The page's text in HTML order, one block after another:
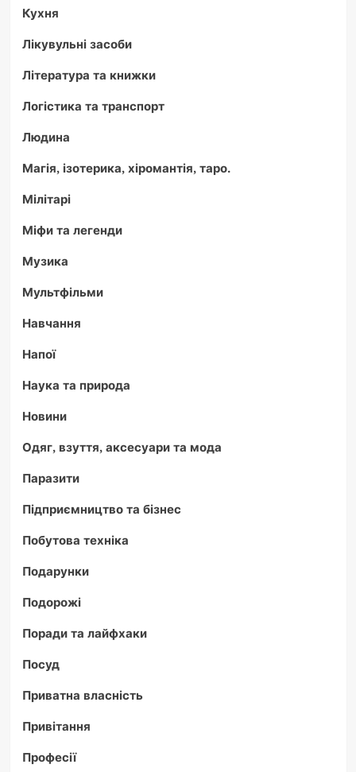
Кухня
Лікувульні засоби
Література та книжки
Логістика та транспорт
Людина
Магія, ізотерика, хіромантія, таро.
Мілітарі
Міфи та легенди
Музика
Мультфільми
Навчання
Напої
Наука та природа
Новини
Одяг, взуття, аксесуари та мода
Паразити
Підприємництво та бізнес
Побутова техніка
Подарунки
Подорожі
Поради та лайфхаки
Посуд
Приватна власність
Привітання
Професії